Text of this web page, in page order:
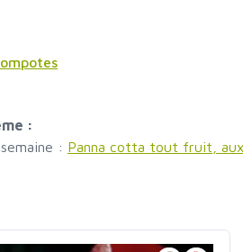
:
: Panna cotta tout fruit,